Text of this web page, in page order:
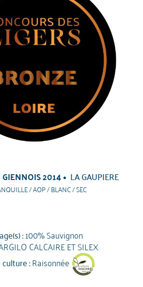
2014 LA GAUPIERE
/ AOP / BLANC / SEC
:100% Sauvignon
CALCAIRE ET SILEX
:Raisonnée